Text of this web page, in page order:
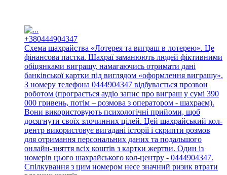
+380444904347
Схема шахрайства «Лотерея та виграш в лотерею». Це
фінансова пастка. Шахраї заманюють людей фіктивними
обіцянками виграшу, намагаючись отримати дані
банківської картки під виглядом «оформлення виграшу».
З номеру телефона 0444904347 відбувається прозвон
роботом (програється аудіо запис про виграш у сумі 390
000 гривень, потім – розмова з оператором - шахраєм).
Вони використовують психологічні прийоми, щоб
досягнути своїх злочинних цілей. Цей шахрайський кол-
центр використовує вигадані історії і скрипти розмов
для отримання персональних даних та подальшого
онлайн-зняття всіх коштів з картки жертви. Один із
номерів цього шахрайського кол-центру - 0444904347.
Спілкування з цим номером несе значний ризик втрати